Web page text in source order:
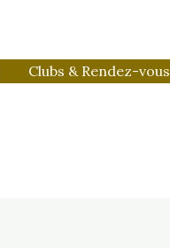
Clubs & Rendez-vous